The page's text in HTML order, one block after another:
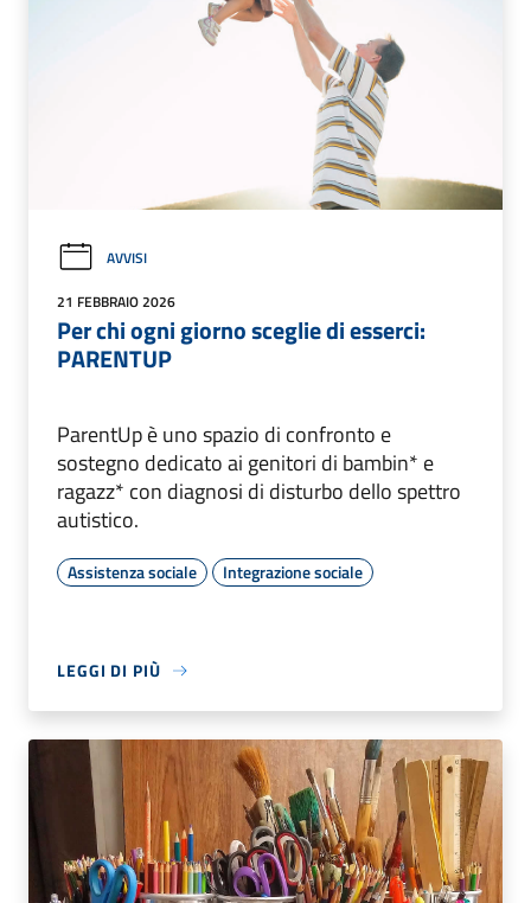
AVVISI
21 FEBBRAIO 2026
Per chi ogni giorno sceglie di esserci:
PARENTUP
ParentUp è uno spazio di confronto e
sostegno dedicato ai genitori di bambin* e
ragazz* con diagnosi di disturbo dello spettro
autistico.
Assistenza sociale Integrazione sociale
LEGGI DI PIÙ